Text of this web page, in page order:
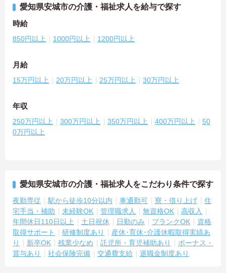
愛知県安城市の介護・福祉求人を給与で探す
時給
850円以上 1000円以上 1200円以上
月給
15万円以上 20万円以上 25万円以上 30万円以上
年収
250万円以上 300万円以上 350万円以上 400万円以上
50
0万円以上
愛知県安城市の介護・福祉求人をこだわり条件で探す
夜勤専従 駅から徒歩10分以内 車通勤可 寮・借り上げ
住
宅手当・補助
未経験OK 管理職求人 無資格OK
高収入
年間休日110日以上
土日祝休 日勤のみ ブランクOK
資格
取得サポート
研修制度あり
産休･育休･介護休暇取得実績あ
り
新卒OK 残業少なめ 託児所・育児補助あり
ボーナス・
賞与あり
社会保険完備 交通費支給 退職金制度あり